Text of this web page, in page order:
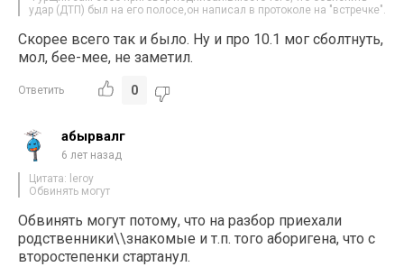
удар (ДТП) был на его полосе,он написал в протоколе на "встречке".
Скорее всего так и было. Ну и про 10.1 мог сболтнуть,
мол, бее-мее, не заметил.
Ответить 0
абырвалг
6 лет назад
Цитата: leroy
Обвинять могут
Обвинять могут потому, что на разбор приехали
родственники\\знакомые и т.п. того аборигена, что с
второстепенки стартанул.